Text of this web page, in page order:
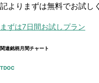
記よりまずは無料でお試し
まずは7日間お試しプラン
関連銘柄月間チャート
TDOC